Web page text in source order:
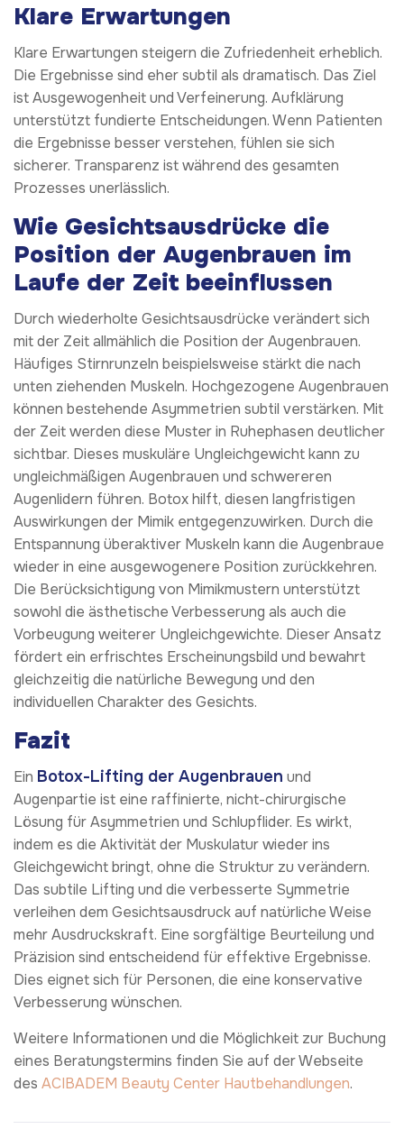
Klare Erwartungen
Klare Erwartungen steigern die Zufriedenheit erheblich.
Die Ergebnisse sind eher subtil als dramatisch. Das Ziel
ist Ausgewogenheit und Verfeinerung. Aufklärung
unterstützt fundierte Entscheidungen. Wenn Patienten
die Ergebnisse besser verstehen, fühlen sie sich
sicherer. Transparenz ist während des gesamten
Prozesses unerlässlich.
Wie Gesichtsausdrücke die
Position der Augenbrauen im
Laufe der Zeit beeinflussen
Durch wiederholte Gesichtsausdrücke verändert sich
mit der Zeit allmählich die Position der Augenbrauen.
Häufiges Stirnrunzeln beispielsweise stärkt die nach
unten ziehenden Muskeln. Hochgezogene Augenbrauen
können bestehende Asymmetrien subtil verstärken. Mit
der Zeit werden diese Muster in Ruhephasen deutlicher
sichtbar. Dieses muskuläre Ungleichgewicht kann zu
ungleichmäßigen Augenbrauen und schwereren
Augenlidern führen. Botox hilft, diesen langfristigen
Auswirkungen der Mimik entgegenzuwirken. Durch die
Entspannung überaktiver Muskeln kann die Augenbraue
wieder in eine ausgewogenere Position zurückkehren.
Die Berücksichtigung von Mimikmustern unterstützt
sowohl die ästhetische Verbesserung als auch die
Vorbeugung weiterer Ungleichgewichte. Dieser Ansatz
fördert ein erfrischtes Erscheinungsbild und bewahrt
gleichzeitig die natürliche Bewegung und den
individuellen Charakter des Gesichts.
Fazit
Ein Botox-Lifting der Augenbrauen und
Augenpartie ist eine raffinierte, nicht-chirurgische
Lösung für Asymmetrien und Schlupflider. Es wirkt,
indem es die Aktivität der Muskulatur wieder ins
Gleichgewicht bringt, ohne die Struktur zu verändern.
Das subtile Lifting und die verbesserte Symmetrie
verleihen dem Gesichtsausdruck auf natürliche Weise
mehr Ausdruckskraft. Eine sorgfältige Beurteilung und
Präzision sind entscheidend für effektive Ergebnisse.
Dies eignet sich für Personen, die eine konservative
Verbesserung wünschen.
Weitere Informationen und die Möglichkeit zur Buchung
eines Beratungstermins finden Sie auf der Webseite
des ACIBADEM Beauty Center Hautbehandlungen.